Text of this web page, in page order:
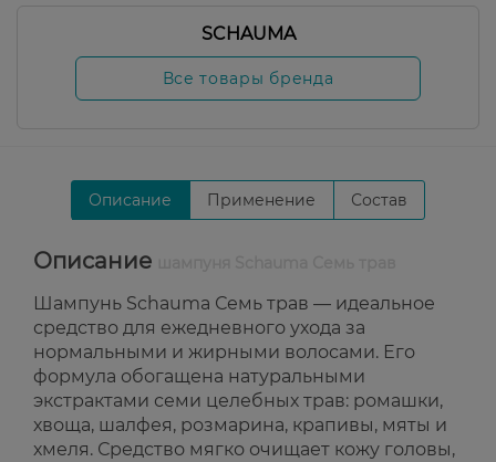
SCHAUMA
Все товары бренда
Описание Применение Состав
Описание
Шампунь Schauma Семь трав — идеальное
средство для ежедневного ухода за
нормальными и жирными волосами. Его
формула обогащена натуральными
экстрактами семи целебных трав: ромашки,
хвоща, шалфея, розмарина, крапивы, мяты и
хмеля. Средство мягко очищает кожу головы,